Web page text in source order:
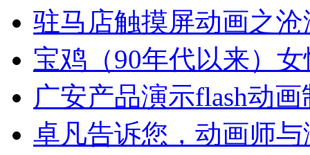
驻马店触摸屏动画之
宝鸡（90年代以来）
广安产品演示flash动
卓凡告诉您，动画师